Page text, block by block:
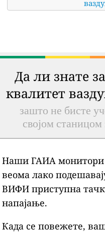
Да ли знате
квалитет
зашто не бисте
својом станицом
Наши ГАИА монитори
веома лако
ВИФИ приступна
напајање.
Када се повежете,